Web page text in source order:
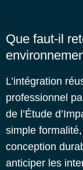
Que faut-il
L’intégration
professionnel
de l’Étude
simple
conception
anticiper les